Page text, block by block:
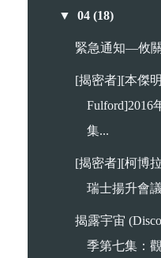
▼04(18)
緊急通知—攸
[揭密者][本傑
Fulford]2016
集...
[揭密者][柯博
瑞士揚升會
揭露宇宙
季第七集：